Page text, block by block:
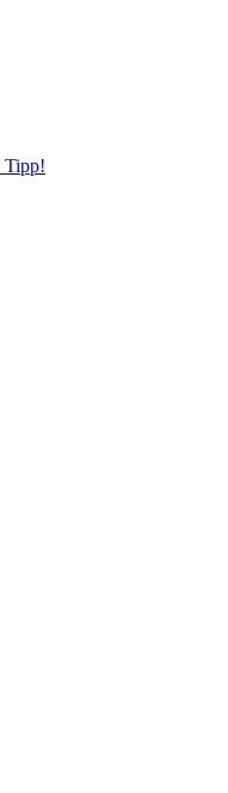
Tipp!